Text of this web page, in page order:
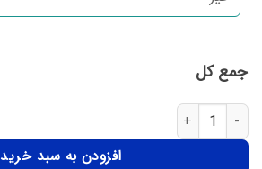
جمع کل
افزودن به سبد خرید